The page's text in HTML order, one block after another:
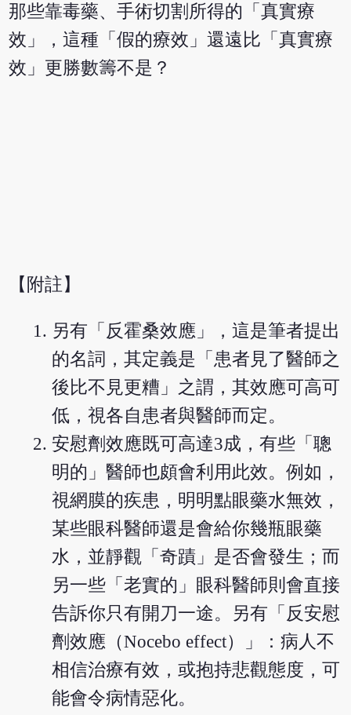
那些靠毒藥、手術切割所得的「真實療
效」，這種「假的療效」還遠比「真實療
效」更勝數籌不是？
【附註】
另有「反霍桑效應」，這是筆者提出
的名詞，其定義是「患者見了醫師之
後比不見更糟」之謂，其效應可高可
低，視各自患者與醫師而定。
安慰劑效應既可高達3成，有些「聰
明的」醫師也頗會利用此效。例如，
視網膜的疾患，明明點眼藥水無效，
某些眼科醫師還是會給你幾瓶眼藥
水，並靜觀「奇蹟」是否會發生；而
另一些「老實的」眼科醫師則會直接
告訴你只有開刀一途。另有「反安慰
劑效應（Nocebo effect）」：病人不
相信治療有效，或抱持悲觀態度，可
能會令病情惡化。